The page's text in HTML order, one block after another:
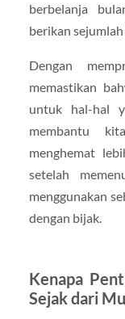
berbelanja
berikan
Dengan
memastikan
untuk hal-hal
membantu
menghemat
setelah
menggunakan
dengan bijak.
Kenapa
Sejak dari